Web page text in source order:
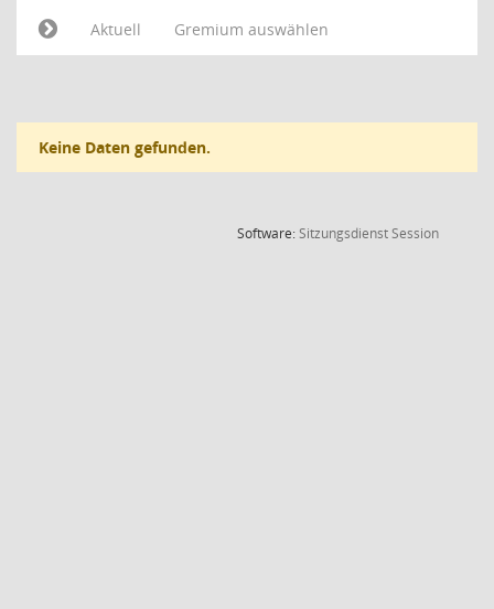
Aktuell
Gremium auswählen
Keine Daten gefunden.
Software:SitzungsdienstSession(Wird in